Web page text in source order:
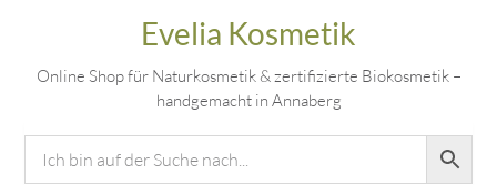
Evelia Kosmetik
Online Shop für Naturkosmetik & zertifizierte Biokosmetik –
handgemacht in Annaberg